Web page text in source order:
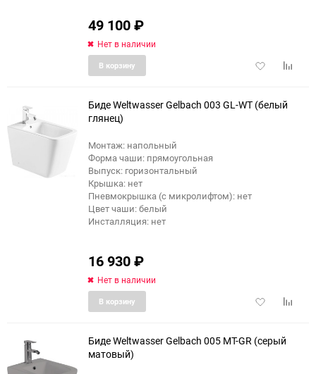
49 100₽
Нет в наличии
Добавить
В корзину
Биде Weltwasser Gelbach 003 GL-WT (белый
глянец)
Монтаж: напольный
Форма чаши: прямоугольная
Выпуск: горизонтальный
Крышка: нет
Пневмокрышка (с микролифтом): нет
Цвет чаши: белый
Инсталляция: нет
16 930₽
Нет в наличии
Добавить
В корзину
Биде Weltwasser Gelbach 005 MT-GR (серый
матовый)